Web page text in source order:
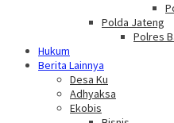
Polda Jateng
Polres
Hukum
Berita Lainnya
Desa Ku
Adhyaksa
Ekobis